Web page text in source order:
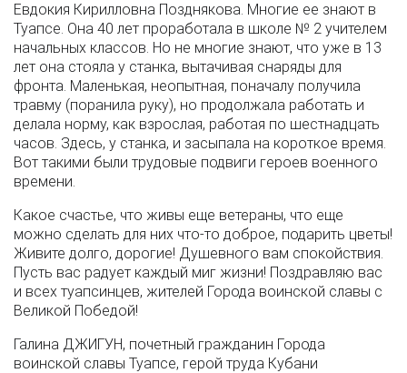
Евдокия Кирилловна Позднякова. Многие ее знают в
Туапсе. Она 40 лет проработала в школе № 2 учителем
начальных классов. Но не многие знают, что уже в 13
лет она стояла у станка, вытачивая снаряды для
фронта. Маленькая, неопытная, поначалу получила
травму (поранила руку), но продолжала работать и
делала норму, как взрослая, работая по шестнадцать
часов. Здесь, у станка, и засыпала на короткое время.
Вот такими были трудовые подвиги героев военного
времени.
Какое счастье, что живы еще ветераны, что еще
можно сделать для них что-то доброе, подарить цветы!
Живите долго, дорогие! Душевного вам спокойствия.
Пусть вас радует каждый миг жизни! Поздравляю вас
и всех туапсинцев, жителей Города воинской славы с
Великой Победой!
Галина ДЖИГУН, почетный гражданин Города
воинской славы Туапсе, герой труда Кубани